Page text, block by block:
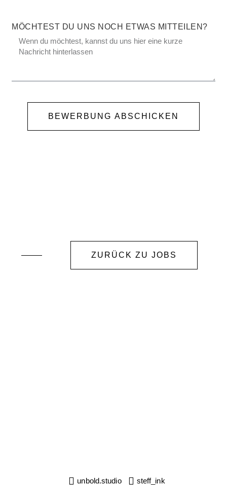
MÖCHTEST DU UNS NOCH ETWAS MITTEILEN?
BEWERBUNG ABSCHICKEN
ZURÜCK ZU JOBS
unbold.studio steff_ink